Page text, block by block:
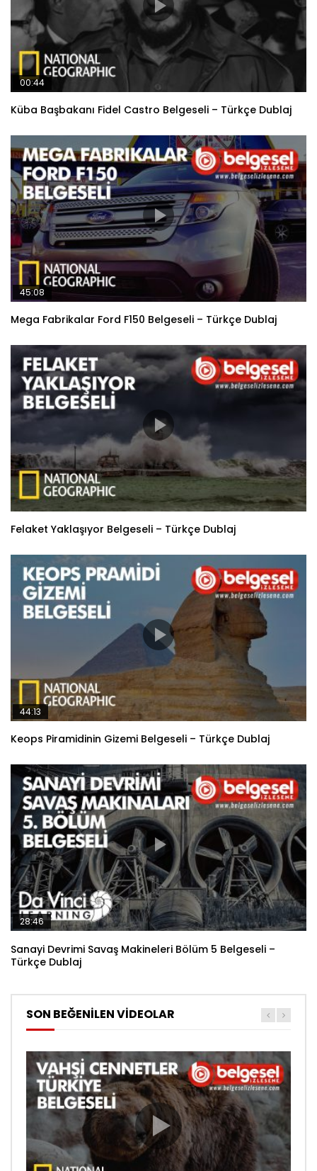
00:44
Küba Başbakanı Fidel Castro Belgeseli – Türkçe Dublaj
45:08
Mega Fabrikalar Ford F150 Belgeseli – Türkçe Dublaj
Felaket Yaklaşıyor Belgeseli – Türkçe Dublaj
44:13
Keops Piramidinin Gizemi Belgeseli – Türkçe Dublaj
28:46
Sanayi Devrimi Savaş Makineleri Bölüm 5 Belgeseli –
Türkçe Dublaj
SON BEĞENİLEN VİDEOLAR